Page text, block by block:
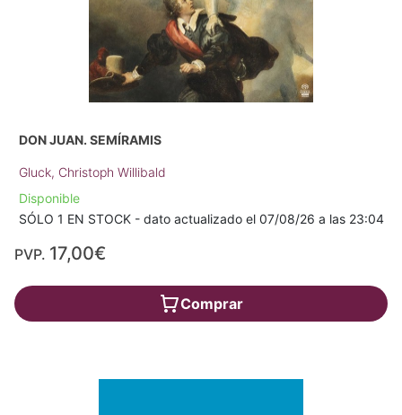
DON JUAN. SEMÍRAMIS
Gluck, Christoph Willibald
Disponible
SÓLO 1 EN STOCK - dato actualizado el 07/08/26 a las 23:04
PVP. 17,00€
Comprar